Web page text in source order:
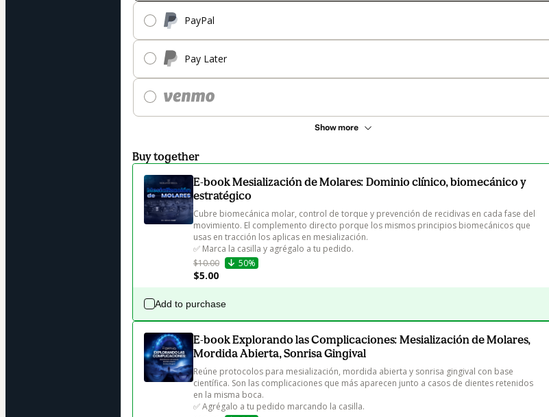
PayPal
Pay Later
Show more
Buy together
E-book Mesialización de Molares: Dominio clínico, biomecánico y
estratégico
Cubre biomecánica molar, control de torque y prevención de recidivas en cada fase del
movimiento. El complemento directo porque los mismos principios biomecánicos que
usas en tracción los aplicas en mesialización.
✅ Marca la casilla y agrégalo a tu pedido.
$10.00
50%
$5.00
Add to purchase
E-book Explorando las Complicaciones: Mesialización de Molares,
Mordida Abierta, Sonrisa Gingival
Reúne protocolos para mesialización, mordida abierta y sonrisa gingival con base
científica. Son las complicaciones que más aparecen junto a casos de dientes retenidos
en la misma boca.
✅ Agrégalo a tu pedido marcando la casilla.